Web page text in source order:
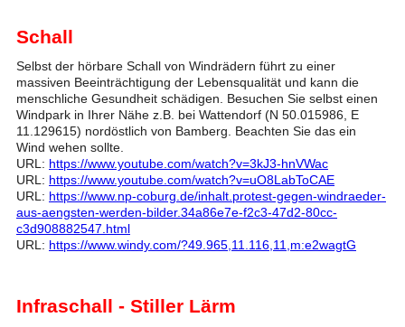
Schall
Selbst der hörbare Schall von Windrädern führt zu einer
massiven Beeinträchtigung der Lebensqualität und kann die
menschliche Gesundheit schädigen. Besuchen Sie selbst einen
Windpark in Ihrer Nähe z.B. bei Wattendorf (N 50.015986, E
11.129615) nordöstlich von Bamberg. Beachten Sie das ein
Wind wehen sollte.
URL: https://www.youtube.com/watch?v=3kJ3-hnVWac
URL: https://www.youtube.com/watch?v=uO8LabToCAE
URL: https://www.np-coburg.de/inhalt.protest-gegen-windraeder-
aus-aengsten-werden-bilder.34a86e7e-f2c3-47d2-80cc-
c3d908882547.html
URL: https://www.windy.com/?49.965,11.116,11,m:e2wagtG
Infraschall - Stiller Lärm